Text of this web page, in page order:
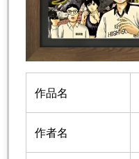
作品名
作者名